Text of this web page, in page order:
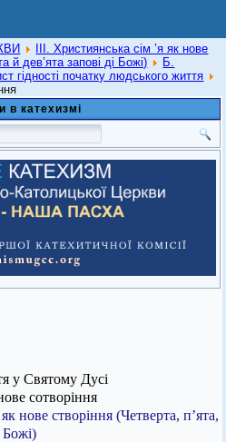
ІІІ. Християнська сім ’я як нове
й дев’ята запові ді Божі)
Б.
гідності початку людського життя
в катехизмі
у Святому Дусі
сотворіння
нове створіння (Четверта, п’ята,
Божі)